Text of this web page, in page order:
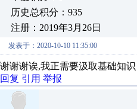
历史总积分：935
注册：2019年3月26日
发表于：2020-10-10 11:35:00
谢谢谢诶,我正需要汲取基础知识
回复 引用 举报